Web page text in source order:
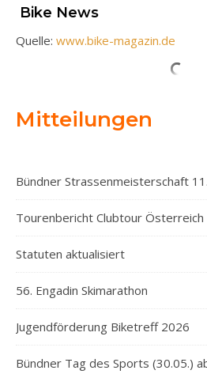
Bike News
Quelle: www.bike-magazin.de
Mitteilungen
Bündner Strassenmeisterschaft
Tourenbericht Clubtour Österreich
Statuten aktualisiert
56. Engadin Skimarathon
Jugendförderung Biketreff 2026
Bündner Tag des Sports (30.05.)